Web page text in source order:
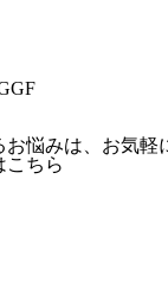
悩みは、お気軽
こちら